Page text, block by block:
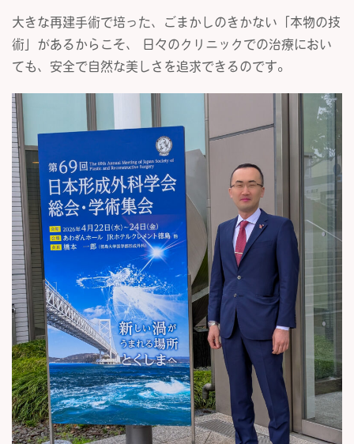
大きな再建手術で培った、ごまかしのきかない「本物の技
術」があるからこそ、 日々のクリニックでの治療におい
ても、安全で自然な美しさを追求できるのです。